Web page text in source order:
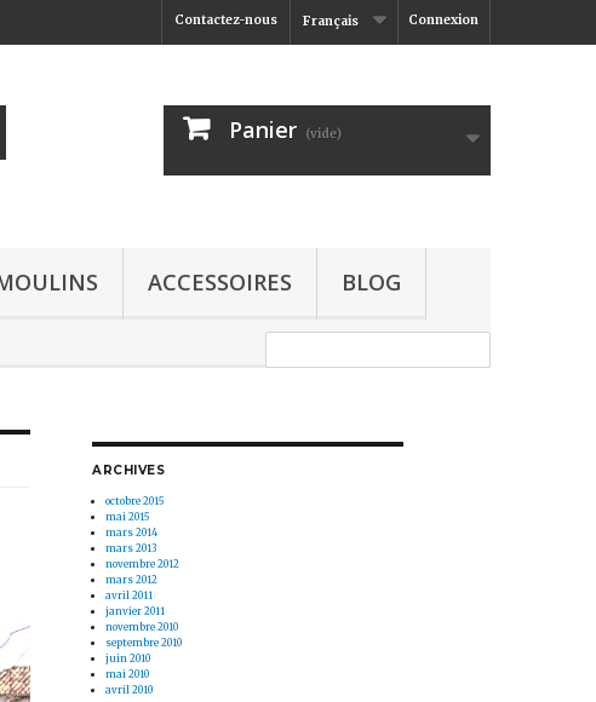
Connexion
Français
Contactez-nous
Panier (vide)
ACCESSOIRES BLOG
ARCHIVES
octobre 2015
mai 2015
mars 2014
mars 2013
novembre 2012
mars 2012
avril 2011
janvier 2011
novembre 2010
septembre 2010
juin 2010
mai 2010
avril 2010